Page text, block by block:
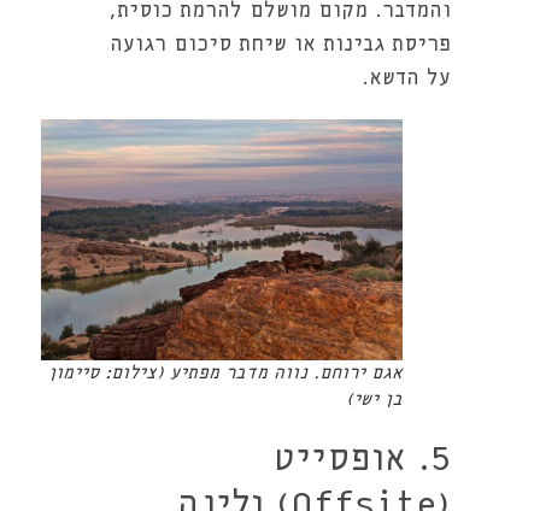
והמדבר. מקום מושלם להרמת כוסית,
פריסת גבינות או שיחת סיכום רגועה
על הדשא.
אגם ירוחם. נווה מדבר מפתיע (צילום: סיימון
בן ישי)
5. אופסייט